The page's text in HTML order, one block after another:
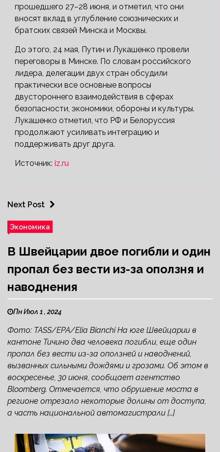
прошедшего 27–28 июня, и отметил, что они
вносят вклад в углубление союзнических и
братских связей Минска и Москвы.
До этого, 24 мая, Путин и Лукашенко провели
переговоры в Минске. По словам российского
лидера, делегации двух стран обсудили
практически все основные вопросы
двустороннего взаимодействия в сферах
безопасности, экономики, обороны и культуры.
Лукашенко отметил, что РФ и Белоруссия
продолжают усиливать интеграцию и
поддерживать друг друга.
Источник: iz.ru
Next Post
Экономика
В Швейцарии двое погибли и один
пропал без вести из-за оползня и
наводнения
Пн Июл 1 , 2024
Фото: TASS/EPA/Elia Bianchi На юге Швейцарии в
кантоне Тичино два человека погибли, еще один
пропал без вести из-за оползней и наводнений,
вызванных сильными дождями и грозами. Об этом в
воскресенье, 30 июня, сообщает агентство
Bloomberg. Отмечается, что обрушение моста в
регионе отрезало некоторые долины от доступа,
а часть национальной автомагистрали […]